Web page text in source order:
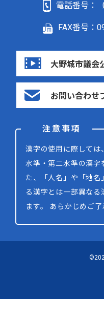
電話番号：
FAX番号：
大野城市議会
お問い合わせ
注意事項
漢字の使用に際しては
水準・第二水準の漢字
た、「人名」や「地名
る漢字とは一部異なる
ます。 あらかじめご了